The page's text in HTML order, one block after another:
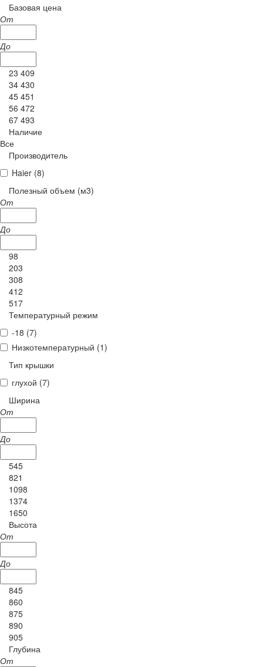
Базовая цена
От
До
23 409
34 430
45 451
56 472
67 493
Наличие
Все
Производитель
Haier (8)
Полезный объем (м3)
От
До
98
203
308
412
517
Температурный режим
-18 (7)
Низкотемпературный (1)
Тип крышки
глухой (7)
Ширина
От
До
545
821
1098
1374
1650
Высота
От
До
845
860
875
890
905
Глубина
От